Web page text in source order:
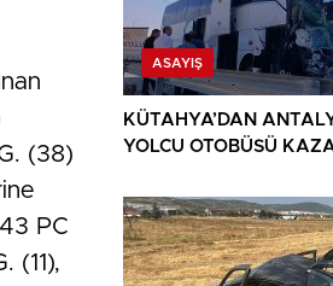
(38)
PC
(11),
ASAYIŞ
KÜTAHYA’DAN
YOLCU OTOBÜSÜ